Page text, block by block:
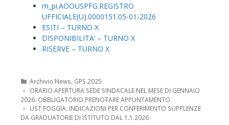
m_pi.AOOUSPFG.REGISTRO
UFFICIALE(U).0000151.05-01-2026
ESITI – TURNO X
DISPONIBILITA’ – TURNO X
RISERVE – TURNO X
Categorie
Archivio News GPS 2025
Navigazione
articolo
ORARIO APERTURA SEDE SINDACALE NEL MESE DI GENNAIO
2026: OBBLIGATORIO PRENOTARE APPUNTAMENTO
UST FOGGIA: INDICAZIONI PER CONFERIMENTO SUPPLENZE
DA GRADUATORIE DI ISTITUTO DAL 1.1.2026